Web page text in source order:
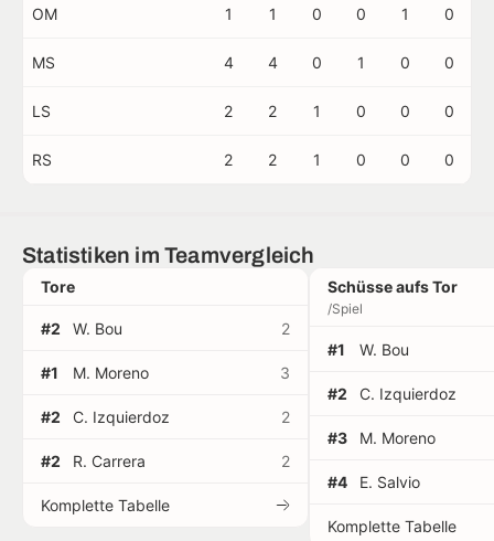
OM 1 1 0 0 1 0
MS 4 4 0 1 0 0
LS 2 2 1 0 0 0
RS 2 2 1 0 0 0
Statistiken im Teamvergleich
Tore
#2 W. Bou 2
#1 M. Moreno 3
#2 C. Izquierdoz 2
#2 R. Carrera 2
Komplette Tabelle
Schüsse aufs Tor
/Spiel
#1 W. Bou
#2 C. Izquierdoz
#3 M. Moreno
#4 E. Salvio
Komplette Tabelle